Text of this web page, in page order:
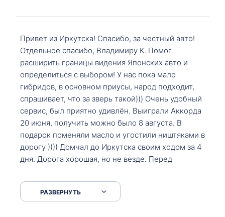
Привет из Иркутска! Спасибо, за честный авто!
Отдельное спасибо, Владимиру К. Помог
расширить границы видения Японских авто и
определиться с выбором! У нас пока мало
гибридов, в основном приусы, народ подходит,
спрашивает, что за зверь такой))) Очень удобный
сервис, был приятно удивлён. Выиграли Аккорда
20 июня, получить можно было 8 августа. В
подарок поменяли масло и угостили ништяками в
дорогу )))) Домчал до Иркутска своим ходом за 4
дня. Дорога хорошая, но не везде. Перед
серпантинах по пути следования.
РАЗВЕРНУТЬ